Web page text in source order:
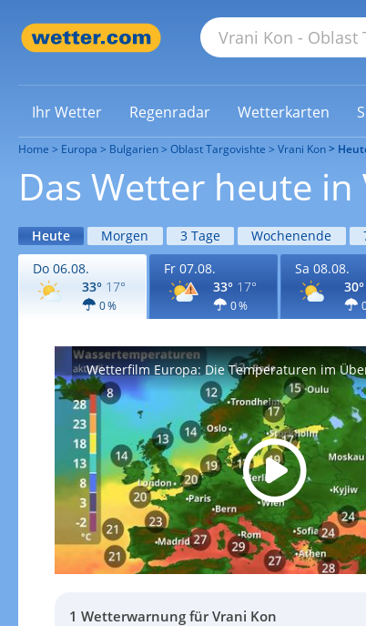
Ihr Wetter Regenradar Wetterkarten
Home Europa Bulgarien Oblast Targovishte Vrani Kon
Das Wetter heute in
Heute Morgen 3 Tage Wochenende
Do 06.08.
33° 17°
0 %
Fr 07.08.
33° 17°
0 %
Sa 08.08.
30°
Wetterfilm Europa: Die Temperaturen im
1 Wetterwarnung für Vrani Kon